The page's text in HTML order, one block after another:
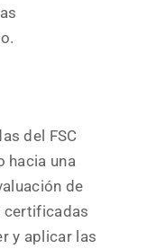
del FSC
hacia una
de
certificadas
y aplicar las